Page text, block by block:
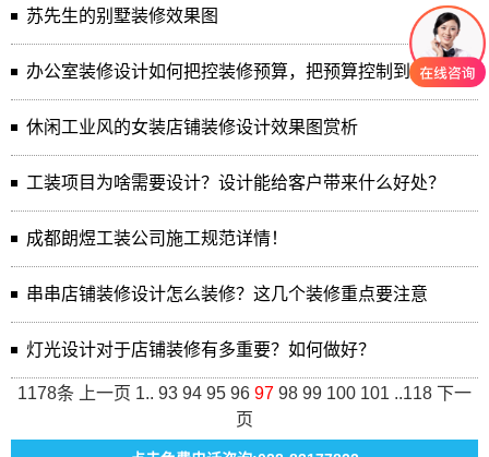
苏先生的别墅装修效果图
办公室装修设计如何把控装修预算，把预算控制到最低
休闲工业风的女装店铺装修设计效果图赏析
工装项目为啥需要设计？设计能给客户带来什么好处？
成都朗煜工装公司施工规范详情！
串串店铺装修设计怎么装修？这几个装修重点要注意
灯光设计对于店铺装修有多重要？如何做好？
1178条 上一页 1.. 93 94 95 96 97 98 99 100 101 ..118 下一
页